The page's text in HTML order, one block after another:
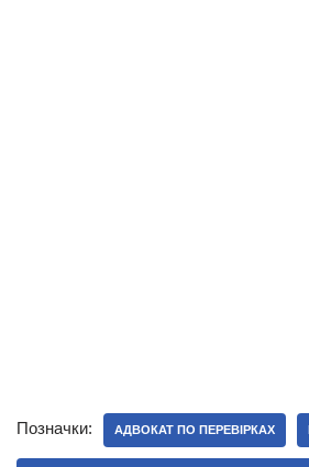
Позначки: АДВОКАТ ПО ПЕРЕВІРКАХ